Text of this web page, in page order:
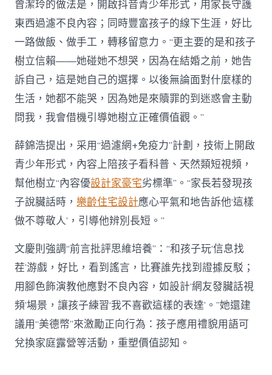
曾潔玲的做法是，開啟抖音青少年形式，用家長守護
東西過濾不良內容；同時豐富孩子的線下生涯，好比
一路做飯、做手工，轉移留意力。“更主要的是和孩子
樹立信賴——她碰她不想哭，因為在結婚之前，她告
訴自己，這是她自己的選擇。以後無論面對什麼樣的
生活，她都不能哭，因為她是來贖罪的到迷惑會主動
問我，我會借機引導她樹立正確價值觀。”
薛錦浩提出，采用“過濾網+免疫力”計劃，技術上開啟
青少年形式，內容上陪孩子看科普、天然類短視頻，
幫他樹立“內容優設計家豪宅劣標準”。“家長若發現孩
子說臟話時，樂齡住宅設計應心平氣和地告訴他‘這樣
做不尊敬人’，引導他辨別長短。”
文慶則強調“前言批評思維培養”：“和孩子玩‘信息找
茬’游戲，好比，看到謠言，比賽誰先找到證據反駁；
用腳色飾演教他應對不良內容，如設計‘網友發臟話視
頻’場景，讓孩子練習‘我不喜歡這樣的表達’。”她還建
議用“美德幣”來激勵正向行為：孩子應用禮貌用語可
兌換家庭露營等活動，重塑價值認知。